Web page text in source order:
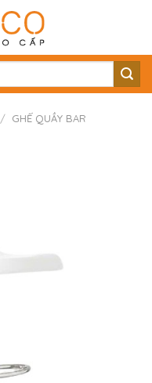
/ GHẾ QUẦY BAR